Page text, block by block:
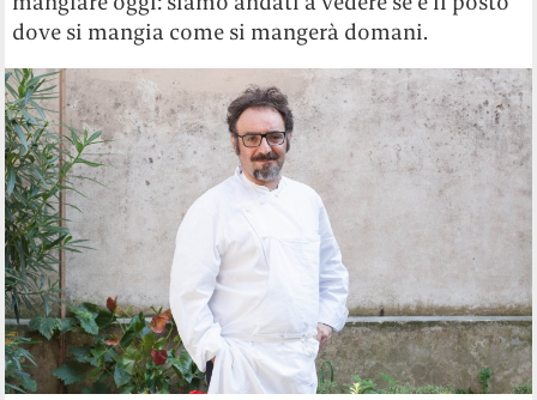
dove si mangia come si mangerà domani.